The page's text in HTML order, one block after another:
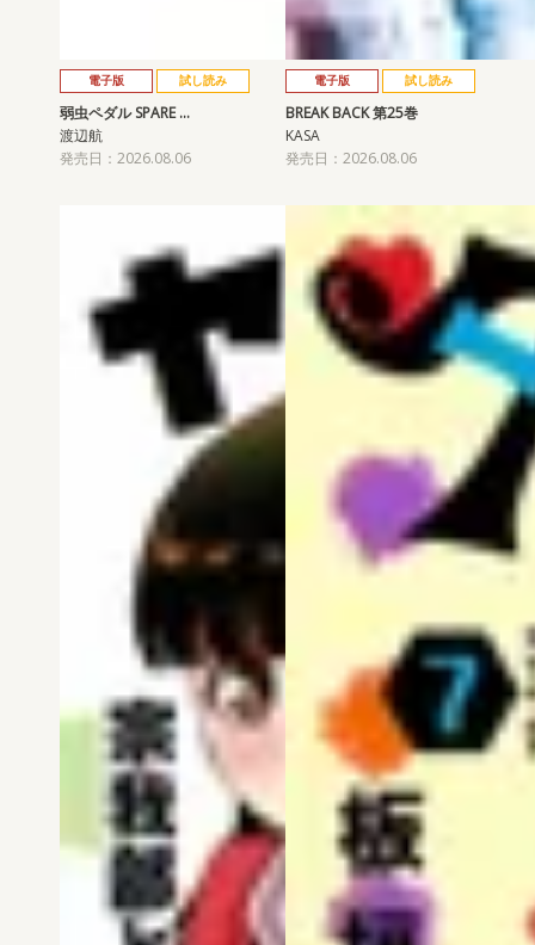
電子版 試し読み
弱虫ペダル SPARE …
渡辺航
発売日：2026.08.06
電子版 試し読み
BREAK BACK 第25巻
KASA
発売日：2026.08.06